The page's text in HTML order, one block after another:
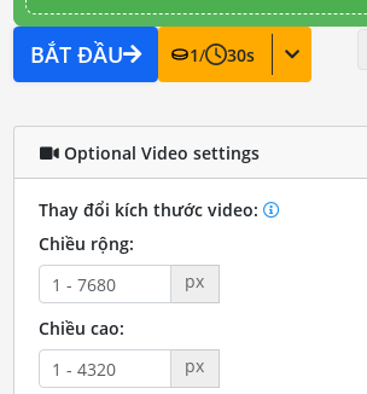
BẮT ĐẦU 1/ 30s
Optional Video settings
Thay đổi kích thước video:
Chiều rộng:
px
Chiều cao:
px